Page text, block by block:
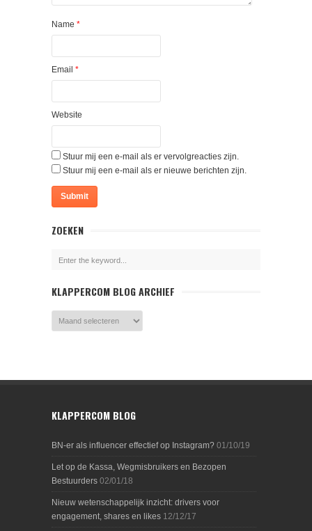
Name *
Email *
Website
Stuur mij een e-mail als er vervolgreacties zijn.
Stuur mij een e-mail als er nieuwe berichten zijn.
ZOEKEN
KLAPPERCOM BLOG ARCHIEF
KLAPPERCOM BLOG
BN-er als influencer effectief op Instagram? 01/10/19
Let op de Kassa, Wegmisbruikers en Bezopen
Bestuurders 02/01/18
Nieuw wetenschappelijk inzicht: drivers voor
engagement, shares en likes 12/12/17